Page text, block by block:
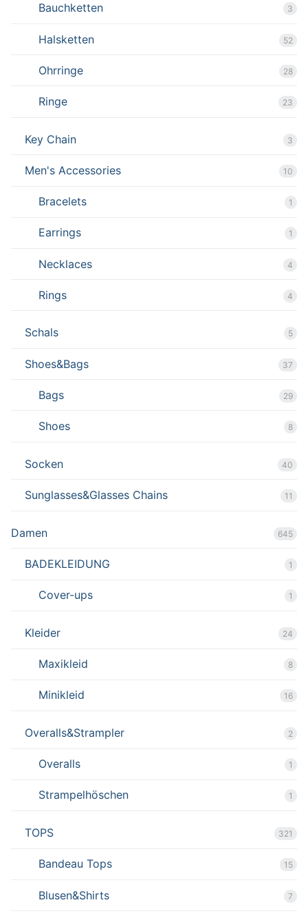
Bauchketten 3
Halsketten 52
Ohrringe 28
Ringe 23
Key Chain 3
Men's Accessories 10
Bracelets 1
Earrings 1
Necklaces 4
Rings 4
Schals 5
Shoes&Bags 37
Bags 29
Shoes 8
Socken 40
Sunglasses&Glasses Chains 11
Damen 645
BADEKLEIDUNG 1
Cover-ups 1
Kleider 24
Maxikleid 8
Minikleid 16
Overalls&Strampler 2
Overalls 1
Strampelhöschen 1
TOPS 321
Bandeau Tops 15
Blusen&Shirts 7